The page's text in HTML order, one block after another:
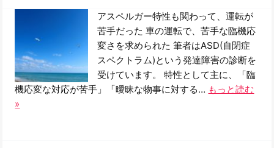
アスペルガー特性も関わって、運転が
苦手だった 車の運転で、苦手な臨機応
変さを求められた 筆者はASD(自閉症
スペクトラム)という発達障害の診断を
受けています。 特性として主に、「臨
機応変な対応が苦手」「曖昧な物事に対する… もっと読む
»